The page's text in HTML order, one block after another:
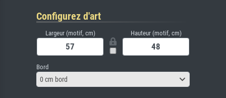
Configurez d'art
Largeur (motif, cm) Hauteur (motif, cm)
Bord
0 cm bord